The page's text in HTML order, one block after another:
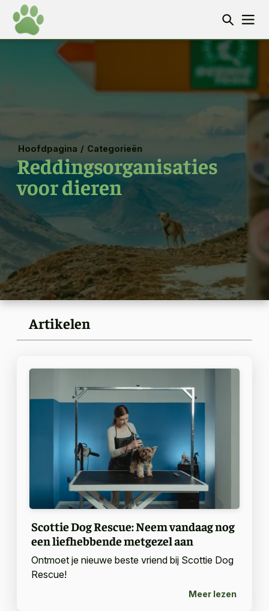
Hoofdpagina / Categorieën
Reddingsorganisaties
voor dieren
Artikelen
Scottie Dog Rescue: Neem vandaag nog
een liefhebbende metgezel aan
Ontmoet je nieuwe beste vriend bij Scottie Dog
Rescue!
Meer lezen